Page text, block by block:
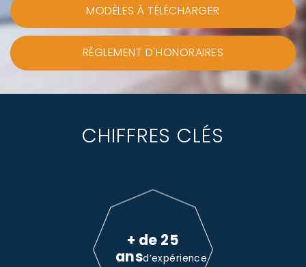
MODÈLES À TÉLÉCHARGER
RÈGLEMENT D'HONORAIRES
CHIFFRES CLÉS
+ de 25
ansd’expérience